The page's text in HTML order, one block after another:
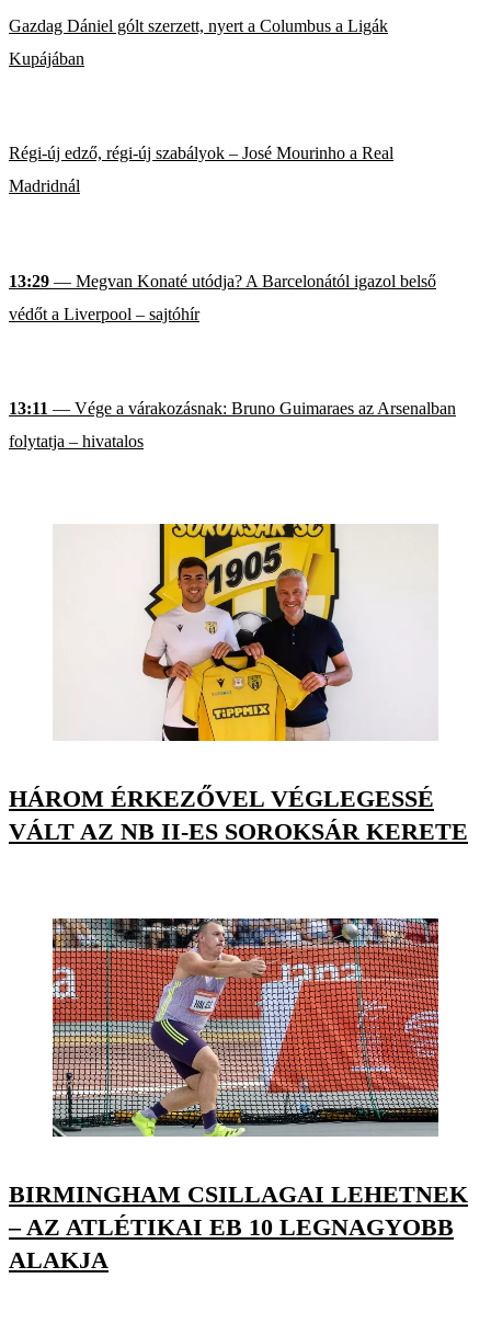
Gazdag Dániel gólt szerzett, nyert a Columbus a Ligák
Kupájában
Régi-új edző, régi-új szabályok – José Mourinho a Real
Madridnál
13:29 — Megvan Konaté utódja? A Barcelonától igazol belső
védőt a Liverpool – sajtóhír
13:11 — Vége a várakozásnak: Bruno Guimaraes az Arsenalban
folytatja – hivatalos
HÁROM ÉRKEZŐVEL VÉGLEGESSÉ
VÁLT AZ NB II-ES SOROKSÁR KERETE
BIRMINGHAM CSILLAGAI LEHETNEK
– AZ ATLÉTIKAI EB 10 LEGNAGYOBB
ALAKJA